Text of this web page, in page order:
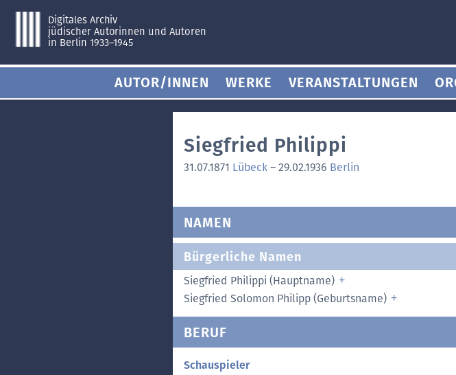
Digitales Archiv
jüdischer Autorinnen und Autoren
in Berlin 1933–1945
AUTOR/INNEN WERKE VERANSTALTUNGEN
Siegfried Philippi
31.07.1871 Lübeck – 29.02.1936 Berlin
NAMEN
Bürgerliche Namen
Siegfried Philippi (Hauptname)
Siegfried Solomon Philipp (Geburtsname)
BERUF
Schauspieler